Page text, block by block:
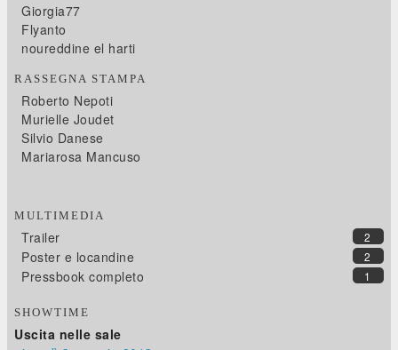
Giorgia77
Flyanto
noureddine el harti
RASSEGNA STAMPA
Roberto Nepoti
Murielle Joudet
Silvio Danese
Mariarosa Mancuso
MULTIMEDIA
2
Trailer
2
Poster e locandine
1
Pressbook completo
SHOWTIME
Uscita nelle sale